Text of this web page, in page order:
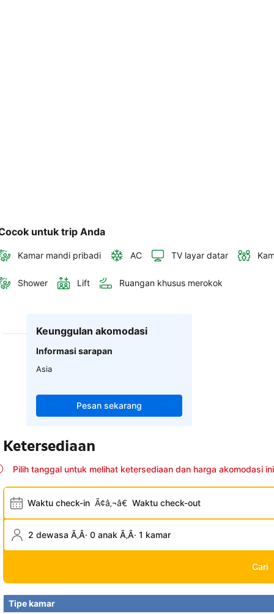
untuk trip Anda
Kamar mandi pribadi AC TV layar datar
Shower Lift Ruangan khusus merokok
Keunggulan akomodasi
Informasi sarapan
Asia
Pesan sekarang
Ketersediaan
Pilih tanggal untuk melihat ketersediaan dan harga akomodasi ini
Waktu check-in Ã¢â‚¬â€ Waktu check-out
2 dewasa Ã‚Â· 0 anak Ã‚Â· 1 kamar
Cari
Tipe kamar